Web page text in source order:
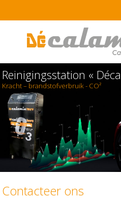
Reinigingsstation «
Kracht – brandstofverbruik - CO²
Contacteer ons